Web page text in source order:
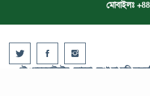
মোবাইলঃ
এই ওয়েবসাইটের কোনো লেখা বা ছবি